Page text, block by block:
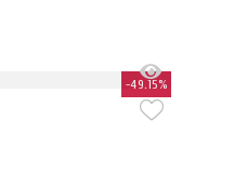
-49.15%